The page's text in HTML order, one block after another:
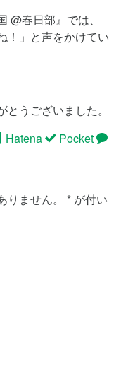
@春日部』では、
！」と声をかけてい
うございました。
Hatena
Pocket
ません。 * が付い